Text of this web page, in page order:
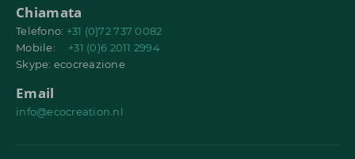
Chiamata
Telefono: +31 (0)72 737 0082
Mobile: +31 (0)6 2011 2994
Skype: ecocreazione
Email
info@ecocreation.nl